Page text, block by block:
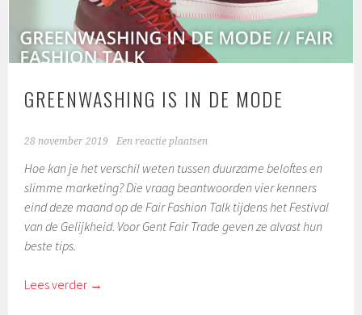
GREENWASHING IS IN DE MODE
28 november 2019 Een reactie plaatsen
Hoe kan je het verschil weten tussen duurzame beloftes en
slimme marketing? Die vraag beantwoorden vier kenners
eind deze maand op de Fair Fashion Talk tijdens het Festival
van de Gelijkheid. Voor Gent Fair Trade geven ze alvast hun
beste tips.
Lees verder →